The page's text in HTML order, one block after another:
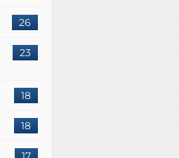
26
23
18
18